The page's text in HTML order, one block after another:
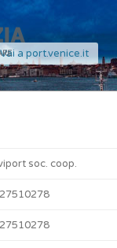
Vai a port.venice.it
soc. coop.